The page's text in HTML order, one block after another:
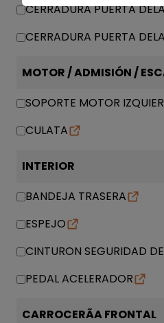
CERRADURA PUERTA
CERRADURA PUERTA
MOTOR / ADMISIÓN /
SOPORTE MOTOR
CULATA
INTERIOR
BANDEJA TRASERA
ESPEJO
CINTURON SEGURIDAD
PEDAL ACELERADOR
CARROCERÃA FRONTAL